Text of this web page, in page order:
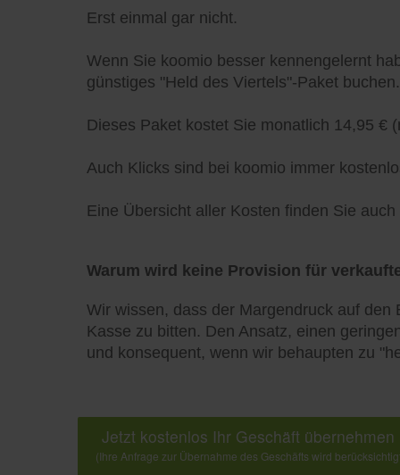
Erst einmal gar nicht.
Wenn Sie koomio besser kennengelernt
günstiges "Held des Viertels"-Paket buchen.
Dieses Paket kostet Sie monatlich 14,95 €
Auch Klicks sind bei koomio immer
Eine Übersicht aller Kosten finden Sie
Warum wird keine Provision für
Wir wissen, dass der Margendruck auf
Kasse zu bitten. Den Ansatz, einen
und konsequent, wenn wir behaupten zu
Jetzt kostenlos Ihr Geschäft übernehmen
(Ihre Anfrage zur Übernahme des Geschäfts wird